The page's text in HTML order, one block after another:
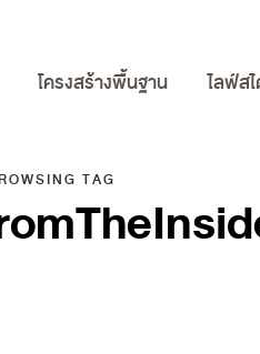
โครงสร้างพื้นฐาน ไลฟ์ส
TAG